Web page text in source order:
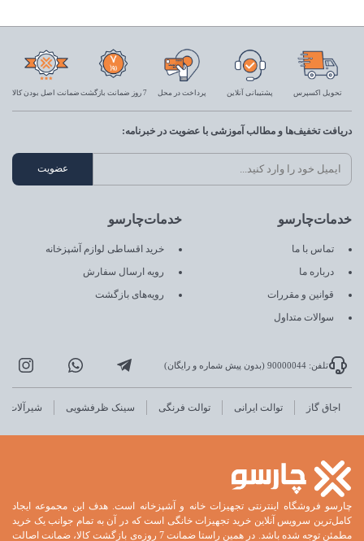
تحویل اکسپرس پشتیبانی آنلاین پرداخت در محل 7 روز ضمانت بازگشت ضمانت اصل بودن کالا
خدمات‌چارسو
تماس با ما
درباره ما
قوانین و مقررات
سوالات متداول
خدمات‌چارسو
خرید اقساطی لوازم آشپزخانه
رویه ارسال سفارش
رویه‌های بازگشت
دریافت تخفیف‌ها و مطالب آموزشی با عضویت در خبرنامه:
تلفن: 90000044 (بدون پیش شماره و رایگان)
اجاق گاز توالت ایرانی توالت فرنگی سینک ظرفشویی شیرآلات
چارسو فروشگاه اینترنتی تجهیزات خانه و آشپزخانه است. هدف این مجموعه ایجاد
کامل‌ترین سرویس آنلاین خرید تجهیزات خانگی است که در آن به تمام جوانب یک خرید
مطمئن توجه شده باشد. در همین راستا ضمانت 7 روزه‌ی بازگشت کالا، ضمانت اصالت